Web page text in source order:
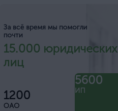
За всё время мы помогли
почти
15.000 юридических
лиц
1200
ОАО
5600
ИП